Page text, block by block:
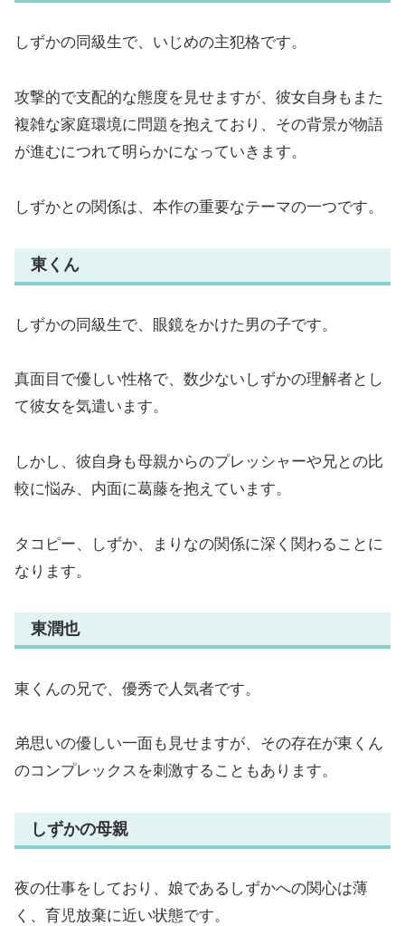
しずかの同級生で、いじめの主犯格です。
攻撃的で支配的な態度を見せますが、彼女自身もまた
複雑な家庭環境に問題を抱えており、その背景が物語
が進むにつれて明らかになっていきます。
しずかとの関係は、本作の重要なテーマの一つです。
東くん
しずかの同級生で、眼鏡をかけた男の子です。
真面目で優しい性格で、数少ないしずかの理解者とし
て彼女を気遣います。
しかし、彼自身も母親からのプレッシャーや兄との比
較に悩み、内面に葛藤を抱えています。
タコピー、しずか、まりなの関係に深く関わることに
なります。
東潤也
東くんの兄で、優秀で人気者です。
弟思いの優しい一面も見せますが、その存在が東くん
のコンプレックスを刺激することもあります。
しずかの母親
夜の仕事をしており、娘であるしずかへの関心は薄
く、育児放棄に近い状態です。